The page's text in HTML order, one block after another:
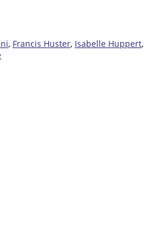
, Francis Huster, Isabelle Huppert,